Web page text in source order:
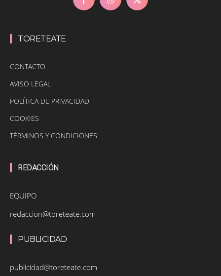
TORETEATE
CONTACTO
AVISO LEGAL
POLÍTICA DE PRIVACIDAD
COOKIES
TÉRMINOS Y CONDICIONES
REDACCIÓN
EQUIPO
redaccion@toreteate.com
PUBLICIDAD
publicidad@toreteate.com